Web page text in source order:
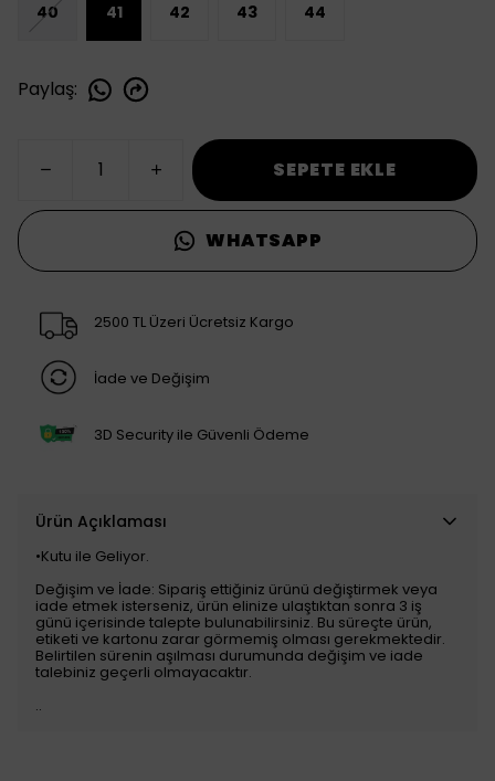
40 41 42 43 44
Paylaş:
SEPETE EKLE
WHATSAPP
2500 TL Üzeri Ücretsiz Kargo
İade ve Değişim
3D Security ile Güvenli Ödeme
Ürün Açıklaması
•Kutu ile Geliyor.
Değişim ve İade: Sipariş ettiğiniz ürünü değiştirmek veya
iade etmek isterseniz, ürün elinize ulaştıktan sonra 3 iş
günü içerisinde talepte bulunabilirsiniz. Bu süreçte ürün,
etiketi ve kartonu zarar görmemiş olması gerekmektedir.
Belirtilen sürenin aşılması durumunda değişim ve iade
talebiniz geçerli olmayacaktır.
..